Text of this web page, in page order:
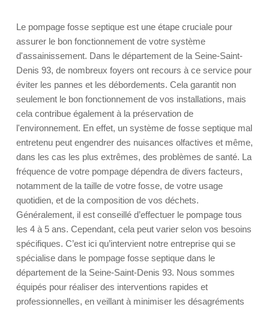
Le pompage fosse septique est une étape cruciale pour
assurer le bon fonctionnement de votre système
d'assainissement. Dans le département de la Seine-Saint-
Denis 93, de nombreux foyers ont recours à ce service pour
éviter les pannes et les débordements. Cela garantit non
seulement le bon fonctionnement de vos installations, mais
cela contribue également à la préservation de
l'environnement. En effet, un système de fosse septique mal
entretenu peut engendrer des nuisances olfactives et même,
dans les cas les plus extrêmes, des problèmes de santé. La
fréquence de votre pompage dépendra de divers facteurs,
notamment de la taille de votre fosse, de votre usage
quotidien, et de la composition de vos déchets.
Généralement, il est conseillé d’effectuer le pompage tous
les 4 à 5 ans. Cependant, cela peut varier selon vos besoins
spécifiques. C’est ici qu’intervient notre entreprise qui se
spécialise dans le pompage fosse septique dans le
département de la Seine-Saint-Denis 93. Nous sommes
équipés pour réaliser des interventions rapides et
professionnelles, en veillant à minimiser les désagréments